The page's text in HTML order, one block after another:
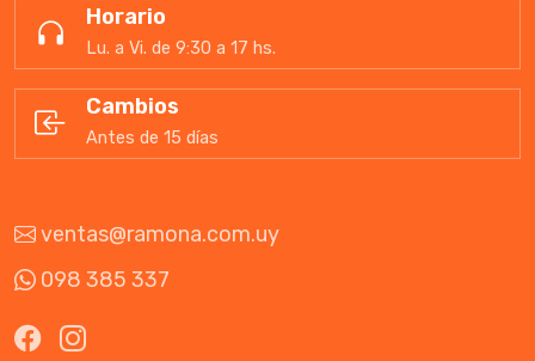
Horario
Lu. a Vi. de 9:30 a 17 hs.
Cambios
Antes de 15 días
ventas@ramona.com.uy
098 385 337